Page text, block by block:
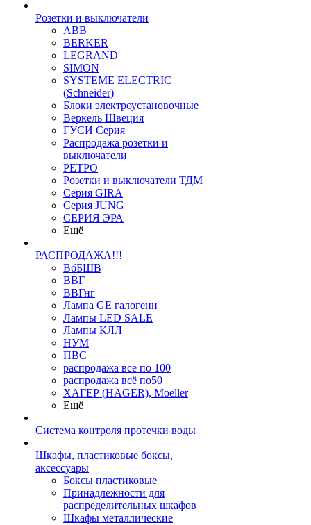
Розетки и выключатели
ABB
BERKER
LEGRAND
SIMON
SYSTEME ELECTRIC
(Schneider)
Блоки электроустановочные
Веркель Швеция
ГУСИ Серия
Распродажа розетки и
выключатели
РЕТРО
Розетки и выключатели ТДМ
Серия GIRA
Серия JUNG
СЕРИЯ ЭРА
Ещё
РАСПРОДАЖА!!!
ВбБШВ
ВВГ
ВВГнг
Лампа GE галогенн
Лампы LED SALE
Лампы КЛЛ
НУМ
ПВС
распродажа все по 100
распродажа всё по50
ХАГЕР (HAGER), Moeller
Ещё
Система контроля протечки воды
Шкафы, пластиковые боксы,
аксессуары
Боксы пластиковые
Принадлежности для
распределительных шкафов
Шкафы металлические